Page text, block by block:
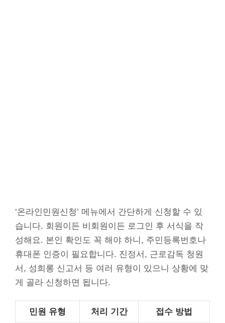
‘온라인민원신청’ 메뉴에서 간단하게 신청할 수 있
습니다. 회원이든 비회원이든 로그인 후 서식을 작
성해요. 본인 확인도 꼭 해야 하니, 주민등록번호나
휴대폰 인증이 필요합니다. 진정서, 근로감독 청원
서, 성희롱 신고서 등 여러 유형이 있으니 상황에 맞
게 골라 신청하면 됩니다.
민원 유형 처리 기간 접수 방법